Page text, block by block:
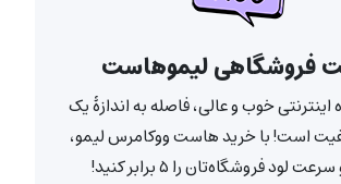
فروشگاهی لیموهاست
خوب و عالی، فاصله به اندازۀ یک
است! با خرید هاست ووکامرس لیمو،
لود فروشگاه‌تان را ۵ برابر کنید!